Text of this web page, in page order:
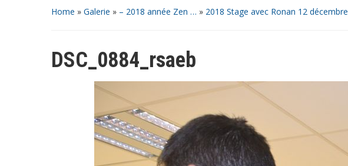
Home » Galerie » – 2018 année Zen … » 2018 Stage avec Ronan 12 décembre
DSC_0884_rsaeb